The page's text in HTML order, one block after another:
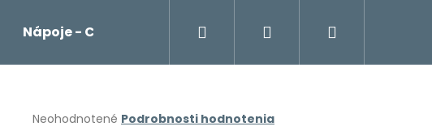
Nápoje - Cockta, čaje, káva Franck Potraviny
Hľadať Prihlásenie
Priemerné
Neohodnotené Podrobnosti hodnotenia